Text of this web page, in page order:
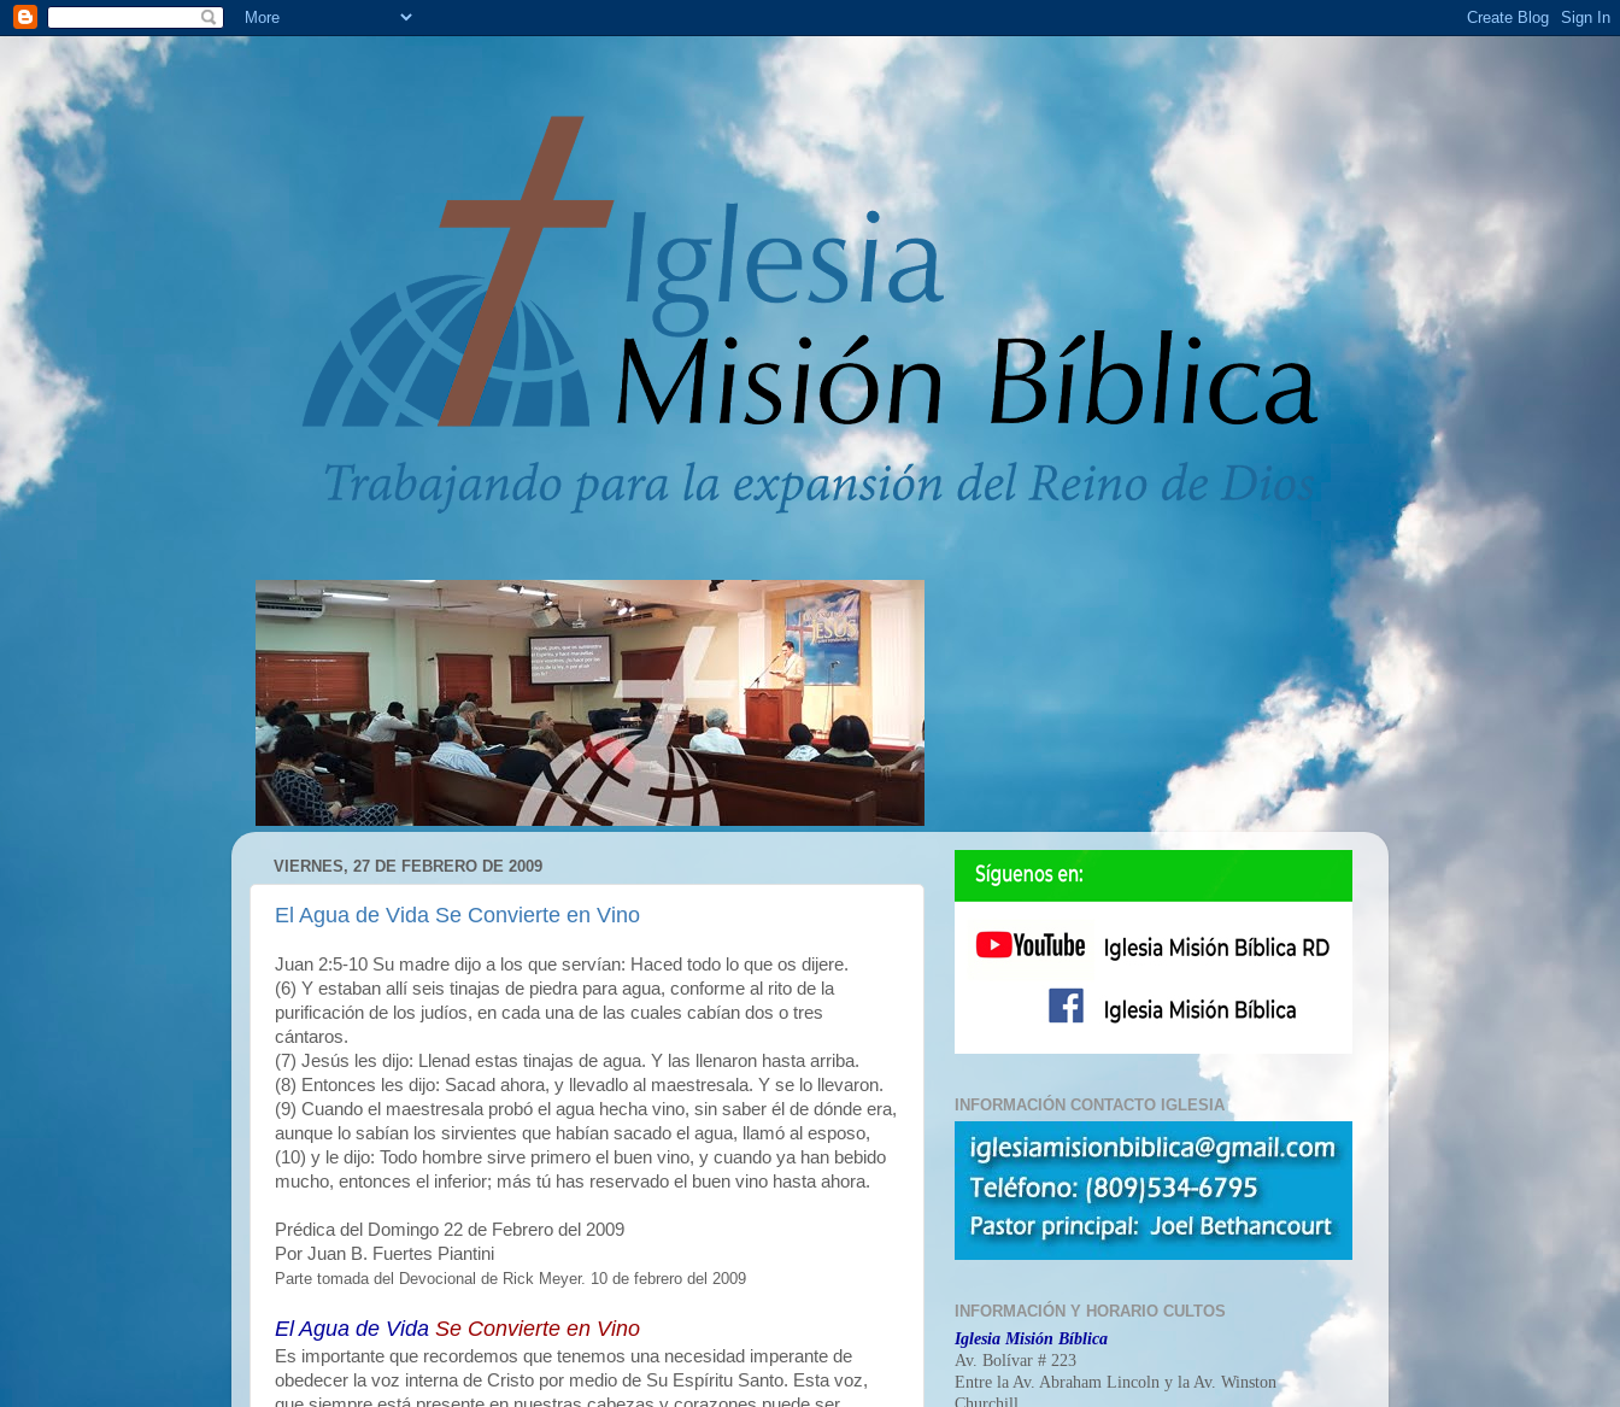
VIERNES, 27 DE FEBRERO DE 2009
El Agua de Vida Se Convierte en Vino
Juan 2:5-10 Su madre dijo a los que servían: Haced todo lo que os dijere.
(6) Y estaban allí seis tinajas de piedra para agua, conforme al rito de la
purificación de los judíos, en cada una de las cuales cabían dos o tres
cántaros.
(7) Jesús les dijo: Llenad estas tinajas de agua. Y las llenaron hasta arriba.
(8) Entonces les dijo: Sacad ahora, y llevadlo al maestresala. Y se lo llevaron.
(9) Cuando el maestresala probó el agua hecha vino, sin saber él de dónde era,
aunque lo sabían los sirvientes que habían sacado el agua, llamó al esposo,
(10) y le dijo: Todo hombre sirve primero el buen vino, y cuando ya han bebido
mucho, entonces el inferior; más tú has reservado el buen vino hasta ahora.
Prédica del Domingo 22 de Febrero del 2009
Por Juan B. Fuertes Piantini
Parte tomada del Devocional de Rick Meyer. 10 de febrero del 2009
El Agua de Vida Se Convierte en Vino
Es importante que recordemos que tenemos una necesidad imperante de
obedecer la voz interna de Cristo por medio de Su Espíritu Santo. Esta voz,
INFORMACIÓN CONTACTO IGLESIA
INFORMACIÓN Y HORARIO CULTOS
Iglesia Misión Bíblica
Av. Bolívar # 223
Entre la Av. Abraham Lincoln y la Av. Winston